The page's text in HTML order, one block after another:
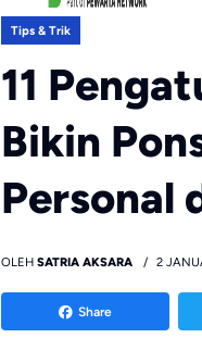
Tips & Trik
11
Bikin
Personal
OLEH SATRIA AKSARA 2
Share